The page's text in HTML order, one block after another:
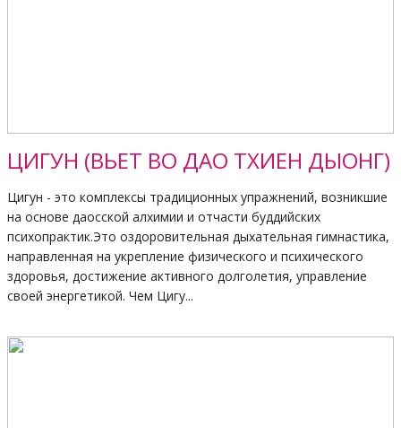
ЦИГУН (ВЬЕТ ВО ДАО ТХИЕН ДЫОНГ)
Цигун - это комплексы традиционных упражнений, возникшие
на основе даосской алхимии и отчасти буддийских
психопрактик.Это оздоровительная дыхательная гимнастика,
направленная на укрепление физического и психического
здоровья, достижение активного долголетия, управление
своей энергетикой. Чем Цигу...